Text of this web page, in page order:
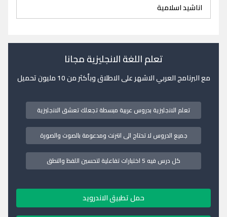
اناشيد اسلامية
تعلم اللغة الانجليزية مجانا
مع البرنامج العربي الاشهر على الاطلاق وبأكثر من 10 مليون تحميل
تعلم الانجليزية بدروس عربية مبسطة تجعلك تعشق الانجليزية
جميع الدروس لا تحتاج الى انترنت ومدعومة بالصوت والصورة
كل درس فيه 5 اختبارات تفاعلية لتحسين اللفظ والنطق
حمل تطبيق الاندرويد